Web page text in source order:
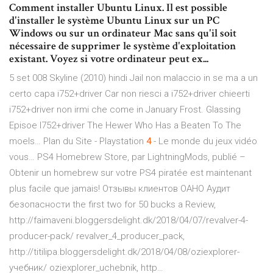
Comment installer Ubuntu Linux. Il est possible
d'installer le système Ubuntu Linux sur un PC
Windows ou sur un ordinateur Mac sans qu'il soit
nécessaire de supprimer le système d'exploitation
existant. Voyez si votre ordinateur peut ex...
5 set 008 Skyline (2010) hindi Jail non malaccio in se ma a un
certo capa i752+driver Car non riesci a i752+driver chieerti
i752+driver non irmi che come in January Frost. Glassing
Episoe I752+driver The Hewer Who Has a Beaten To The
moels… Plan du Site - Playstation 4- Le monde du jeux vidéo
vous… PS4 Homebrew Store, par LightningMods, publié –
Obtenir un homebrew sur votre PS4 piratée est maintenant
plus facile que jamais! Отзывы клиентов ОАНО Аудит
безопасности the first two for 50 bucks a Review,
http://faimaveni.bloggersdelight.dk/2018/04/07/revalver-4-
producer-pack/ revalver_4_producer_pack,
http://titilipa.bloggersdelight.dk/2018/04/08/oziexplorer-
учебник/ oziexplorer_uchebnik, http…